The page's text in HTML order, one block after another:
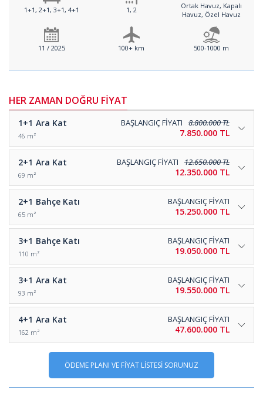
1+1, 2+1, 3+1, 4+1 1, 2
Ortak Havuz, Kapalı
Havuz, Özel Havuz
11 / 2025 100+ km 500-1000 m
HER ZAMAN DOĞRU FİYAT
1+1 Ara Kat
46 m²
BAŞLANGIÇ FİYATI 8.800.000 TL
7.850.000 TL
2+1 Ara Kat
69 m²
BAŞLANGIÇ FİYATI 12.650.000 TL
12.350.000 TL
2+1 Bahçe Katı
65 m²
BAŞLANGIÇ FİYATI
15.250.000 TL
3+1 Bahçe Katı
110 m²
BAŞLANGIÇ FİYATI
19.050.000 TL
3+1 Ara Kat
93 m²
BAŞLANGIÇ FİYATI
19.550.000 TL
4+1 Ara Kat
162 m²
BAŞLANGIÇ FİYATI
47.600.000 TL
ÖDEME PLANI VE FİYAT LİSTESİ SORUNUZ